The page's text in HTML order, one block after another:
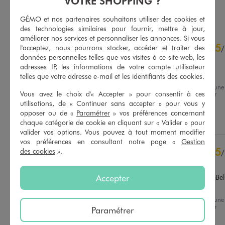
AU PANIER
4.7/5
Basé sur20
avis soumis à un
contrôle
Voir tous les avis sur ce site
5étoiles
16
4étoiles
3
3étoiles
2étoiles
0
1
Trier les avis
5/
Avis vérifié et récompensé
Confortable
, suite à une
expérience du20/07/2026
par
Dominique L.
Utile Signaler
5/
Me convient parfaitement.
allure je le recommande.
Avis du01/08/2026 , suite à une
par
GÉMO et nos partenaires souhaitons utiliser des cookies et
des technologies similaires pour fournir, mettre à jour,
améliorer nos services et personnaliser les annonces. Si vous
l'acceptez, nous pourrons stocker, accéder et traiter des
données personnelles telles que vos visites à ce site web, les
adresses IP, les informations de votre compte utilisateur
telles que votre adresse e-mail et les identifiants des cookies.
Vous avez le choix d'« Accepter » pour consentir à ces
utilisations, de « Continuer sans accepter » pour vous y
opposer ou de « Paramétrer » vos préférences concernant
chaque catégorie de cookie en cliquant sur « Valider » pour
valider vos options. Vous pouvez à tout moment modifier
vos préférences en consultant notre page « Gestion
des cookies ».
Accepter
Paramétrer